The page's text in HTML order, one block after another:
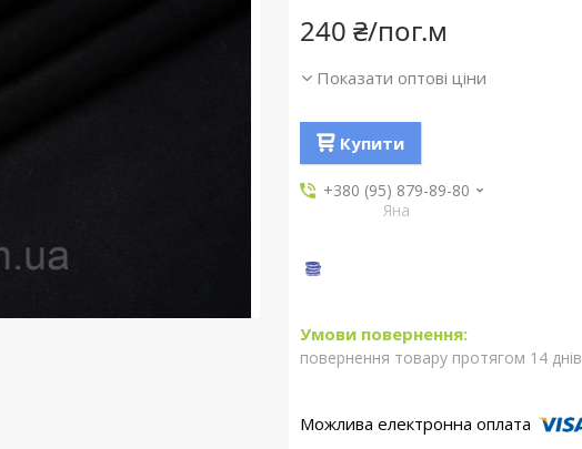
240 ₴/пог.м
Показати оптові ціни
Купити
+380 (95) 879-89-80
Яна
повернення товару протягом 14 днів